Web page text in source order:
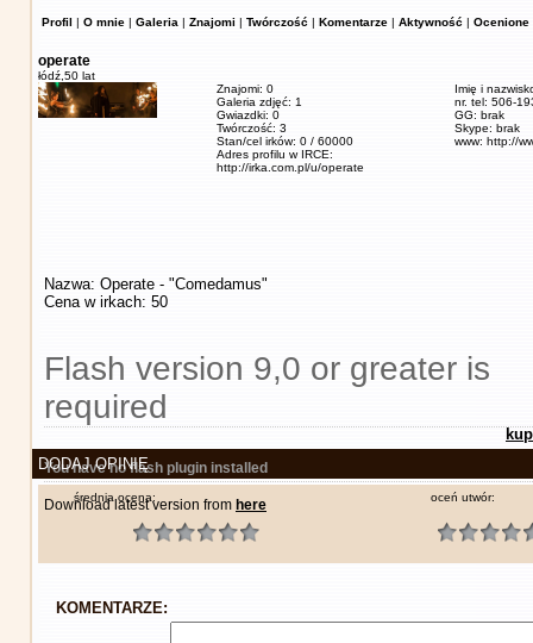
Profil | O mnie | Galeria | Znajomi | Twórczość | Komentarze | Aktywność | Ocenione
operate
łódź, 50 lat
Znajomi: 0
Galeria zdjęć: 1
Gwiazdki: 0
Twórczość: 3
Stan/cel irków: 0 / 60000
Adres profilu w IRCE:
http://irka.com.pl/u/operate
Imię i
nr. tel: 506-
GG: brak
Skype: brak
www: http://
Nazwa: Operate - "Comedamus"
Cena w irkach: 50
Flash version 9,0 or greater is
required
You have no flash plugin installed
Download latest version from here
DODAJ OPINIĘ
średnia ocena: oceń utwór:
KOMENTARZE: